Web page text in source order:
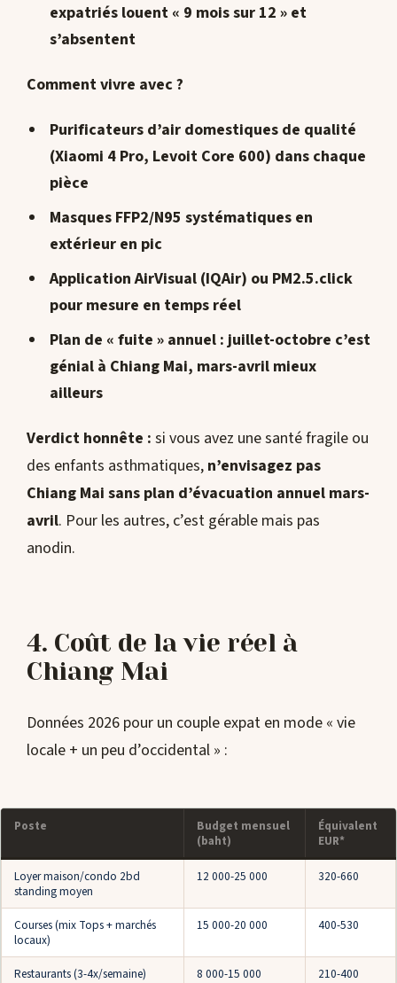
expatriés louent « 9 mois sur 12 » et
s’absentent
Comment vivre avec ?
Purificateurs d’air domestiques de qualité
(Xiaomi 4 Pro, Levoit Core 600) dans chaque
pièce
Masques FFP2/N95 systématiques en
extérieur en pic
ApplicationAirVisual(IQAir) ou PM2.5.click
pour mesure en temps réel
Plan de « fuite » annuel : juillet-octobre c’est
génial à Chiang Mai, mars-avril mieux
ailleurs
Verdict honnête : si vous avez une santé fragile ou
des enfants asthmatiques, n’envisagez pas
Chiang Mai sans plan d’évacuation annuel mars-
avril. Pour les autres, c’est gérable mais pas
anodin.
4. Coût de la vie réel à
Chiang Mai
Données 2026 pour un couple expat en mode « vie
locale + un peu d’occidental » :
Poste
Budget mensuel
(baht)
Équivalent
EUR*
Loyer maison/condo 2bd
standing moyen
12 000-25 000 320-660
Courses (mix Tops + marchés
locaux)
15 000-20 000 400-530
Restaurants (3-4x/semaine) 8 000-15 000
210-400